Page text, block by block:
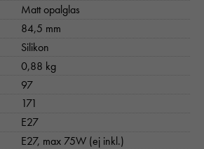
Matt opalglas
84,5 mm
Silikon
0,88 kg
97
171
E27
E27, max 75W (ej inkl.)